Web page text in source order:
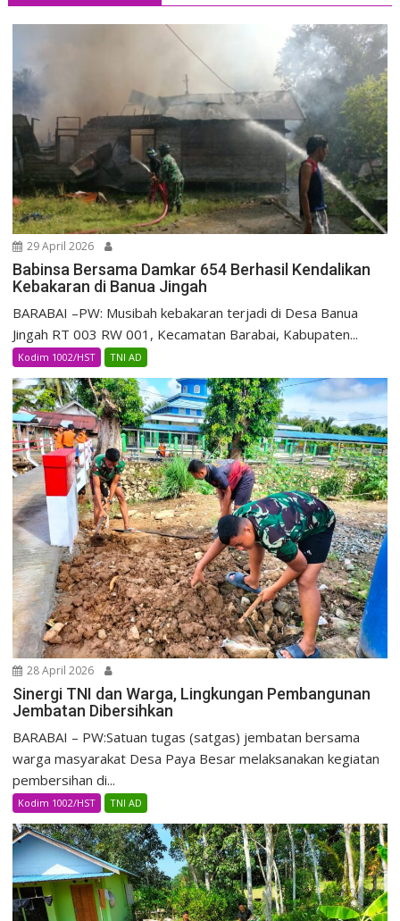
29 April 2026
Babinsa Bersama Damkar 654 Berhasil Kendalikan
Kebakaran di Banua Jingah
BARABAI –PW: Musibah kebakaran terjadi di Desa Banua
Jingah RT 003 RW 001, Kecamatan Barabai, Kabupaten...
Kodim 1002/HST TNI AD
28 April 2026
Sinergi TNI dan Warga, Lingkungan Pembangunan
Jembatan Dibersihkan
BARABAI – PW:Satuan tugas (satgas) jembatan bersama
warga masyarakat Desa Paya Besar melaksanakan kegiatan
pembersihan di...
Kodim 1002/HST TNI AD